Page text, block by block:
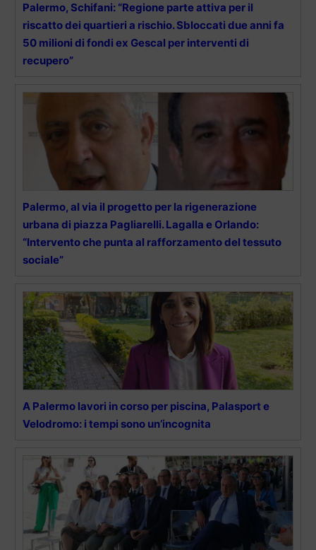
Palermo, Schifani: “Regione parte attiva per il
riscatto dei quartieri a rischio. Sbloccati due anni fa
50 milioni di fondi ex Gescal per interventi di
recupero”
Palermo, al via il progetto per la rigenerazione
urbana di piazza Pagliarelli. Lagalla e Orlando:
“Intervento che punta al rafforzamento del tessuto
sociale”
A Palermo lavori in corso per piscina, Palasport e
Velodromo: i tempi sono un’incognita